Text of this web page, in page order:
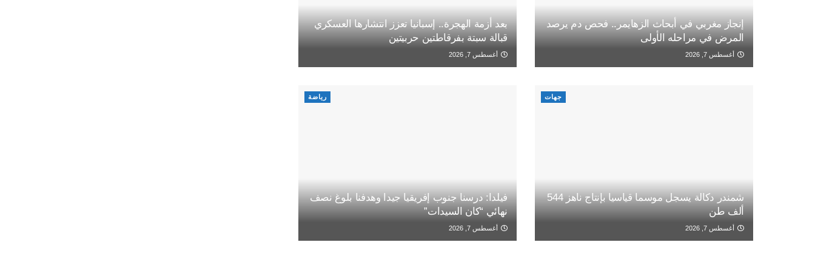
إنجاز مغربي في أبحاث الزهايمر.. فحص دم يرصد
المرض في مراحله الأولى
أغسطس 7, 2026
بعد أزمة الهجرة.. إسبانيا تعزز انتشارها العسكري
قبالة سبتة بفرقاطتين حربيتين
أغسطس 7, 2026
جهات
شمندر دكالة يسجل موسما قياسيا بإنتاج ناهز 544
ألف طن
أغسطس 7, 2026
رياضة
فيلدا: درسنا جنوب إفريقيا جيدا وهدفنا بلوغ نصف
نهائي “كان السيدات”
أغسطس 7, 2026